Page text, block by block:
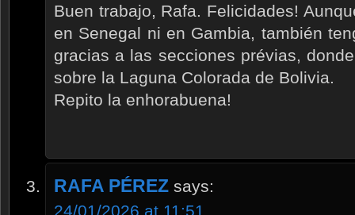
Buen trabajo, Rafa. Felicidades!
en Senegal ni en Gambia, también
gracias a las secciones prévias,
sobre la Laguna Colorada de Bolivia.
Repito la enhorabuena!
RAFA PÉREZ says:
24/01/2026 at 11:51